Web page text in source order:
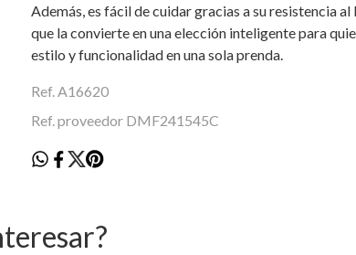
Además, es fácil de cuidar gracias a su resistencia al
que la convierte en una elección inteligente para
estilo y funcionalidad en una sola prenda.
Ref. A16620
Ref. proveedor DMF241545C